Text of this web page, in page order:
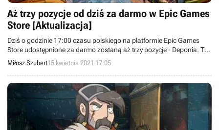
Aż trzy pozycje od dziś za darmo w Epic Games
Store [Aktualizacja]
Dziś o godzinie 17:00 czasu polskiego na platformie Epic Games
Store udostępnione za darmo zostaną aż trzy pozycje - Deponia: The
Complete Journey, Filary Ziemi oraz The First Tree. Wszystkie te
produkcje będzie można odebrać do 22 kwietnia.
Miłosz Szubert15 kwietnia 2021 17:05